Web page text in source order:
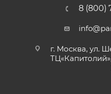
8 (800)
г. Москва, ул.